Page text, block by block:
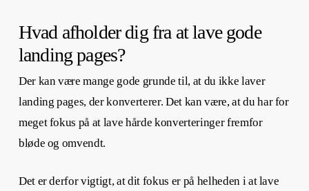
Hvad afholder dig fra at lave gode
landing pages?
Der kan være mange gode grunde til, at du ikke laver
landing pages, der konverterer. Det kan være, at du har for
meget fokus på at lave hårde konverteringer fremfor
bløde og omvendt.
Det er derfor vigtigt, at dit fokus er på helheden i at lave